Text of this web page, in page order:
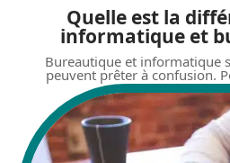
Quelle est la
informatique et
Bureautique et informatique
peuvent prêter à confusion.